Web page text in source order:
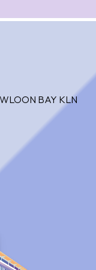
BAY KLN